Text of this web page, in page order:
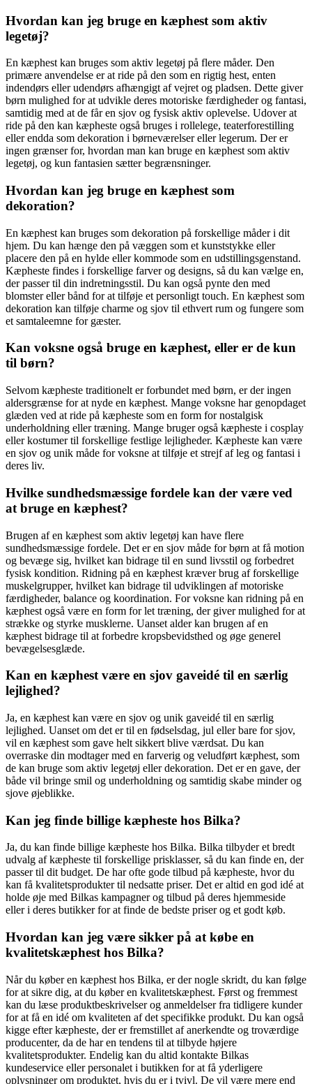
Hvordan kan jeg bruge en kæphest som aktiv
legetøj?
En kæphest kan bruges som aktiv legetøj på flere måder. Den
primære anvendelse er at ride på den som en rigtig hest, enten
indendørs eller udendørs afhængigt af vejret og pladsen. Dette giver
børn mulighed for at udvikle deres motoriske færdigheder og fantasi,
samtidig med at de får en sjov og fysisk aktiv oplevelse. Udover at
ride på den kan kæpheste også bruges i rollelege, teaterforestilling
eller endda som dekoration i børneværelser eller legerum. Der er
ingen grænser for, hvordan man kan bruge en kæphest som aktiv
legetøj, og kun fantasien sætter begrænsninger.
Hvordan kan jeg bruge en kæphest som
dekoration?
En kæphest kan bruges som dekoration på forskellige måder i dit
hjem. Du kan hænge den på væggen som et kunststykke eller
placere den på en hylde eller kommode som en udstillingsgenstand.
Kæpheste findes i forskellige farver og designs, så du kan vælge en,
der passer til din indretningsstil. Du kan også pynte den med
blomster eller bånd for at tilføje et personligt touch. En kæphest som
dekoration kan tilføje charme og sjov til ethvert rum og fungere som
et samtaleemne for gæster.
Kan voksne også bruge en kæphest, eller er de kun
til børn?
Selvom kæpheste traditionelt er forbundet med børn, er der ingen
aldersgrænse for at nyde en kæphest. Mange voksne har genopdaget
glæden ved at ride på kæpheste som en form for nostalgisk
underholdning eller træning. Mange bruger også kæpheste i cosplay
eller kostumer til forskellige festlige lejligheder. Kæpheste kan være
en sjov og unik måde for voksne at tilføje et strejf af leg og fantasi i
deres liv.
Hvilke sundhedsmæssige fordele kan der være ved
at bruge en kæphest?
Brugen af en kæphest som aktiv legetøj kan have flere
sundhedsmæssige fordele. Det er en sjov måde for børn at få motion
og bevæge sig, hvilket kan bidrage til en sund livsstil og forbedret
fysisk kondition. Ridning på en kæphest kræver brug af forskellige
muskelgrupper, hvilket kan bidrage til udviklingen af motoriske
færdigheder, balance og koordination. For voksne kan ridning på en
kæphest også være en form for let træning, der giver mulighed for at
strække og styrke musklerne. Uanset alder kan brugen af en
kæphest bidrage til at forbedre kropsbevidsthed og øge generel
bevægelsesglæde.
Kan en kæphest være en sjov gaveidé til en særlig
lejlighed?
Ja, en kæphest kan være en sjov og unik gaveidé til en særlig
lejlighed. Uanset om det er til en fødselsdag, jul eller bare for sjov,
vil en kæphest som gave helt sikkert blive værdsat. Du kan
overraske din modtager med en farverig og veludført kæphest, som
de kan bruge som aktiv legetøj eller dekoration. Det er en gave, der
både vil bringe smil og underholdning og samtidig skabe minder og
sjove øjeblikke.
Kan jeg finde billige kæpheste hos Bilka?
Ja, du kan finde billige kæpheste hos Bilka. Bilka tilbyder et bredt
udvalg af kæpheste til forskellige prisklasser, så du kan finde en, der
passer til dit budget. De har ofte gode tilbud på kæpheste, hvor du
kan få kvalitetsprodukter til nedsatte priser. Det er altid en god idé at
holde øje med Bilkas kampagner og tilbud på deres hjemmeside
eller i deres butikker for at finde de bedste priser og et godt køb.
Hvordan kan jeg være sikker på at købe en
kvalitetskæphest hos Bilka?
Når du køber en kæphest hos Bilka, er der nogle skridt, du kan følge
for at sikre dig, at du køber en kvalitetskæphest. Først og fremmest
kan du læse produktbeskrivelser og anmeldelser fra tidligere kunder
for at få en idé om kvaliteten af det specifikke produkt. Du kan også
kigge efter kæpheste, der er fremstillet af anerkendte og troværdige
producenter, da de har en tendens til at tilbyde højere
kvalitetsprodukter. Endelig kan du altid kontakte Bilkas
kundeservice eller personalet i butikken for at få yderligere
oplysninger om produktet, hvis du er i tvivl. De vil være mere end